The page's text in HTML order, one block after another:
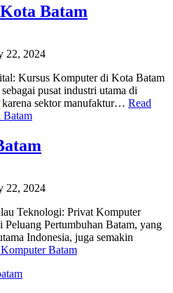
Batam
22, 2024
Kursus Komputer di Kota Batam
pusat industri utama di
sektor manufaktur… Read
Batam
22, 2024
Teknologi: Privat Komputer
Peluang Pertumbuhan Batam, yang
Indonesia, juga semakin
Batam